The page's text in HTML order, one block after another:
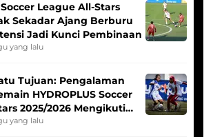
Soccer League All-Stars
Sekadar Ajang Berburu
Jadi Kunci Pembinaan
yang lalu
Tujuan: Pengalaman
HYDROPLUS Soccer
2025/2026 Mengikuti
Indonesia Putri
yang lalu